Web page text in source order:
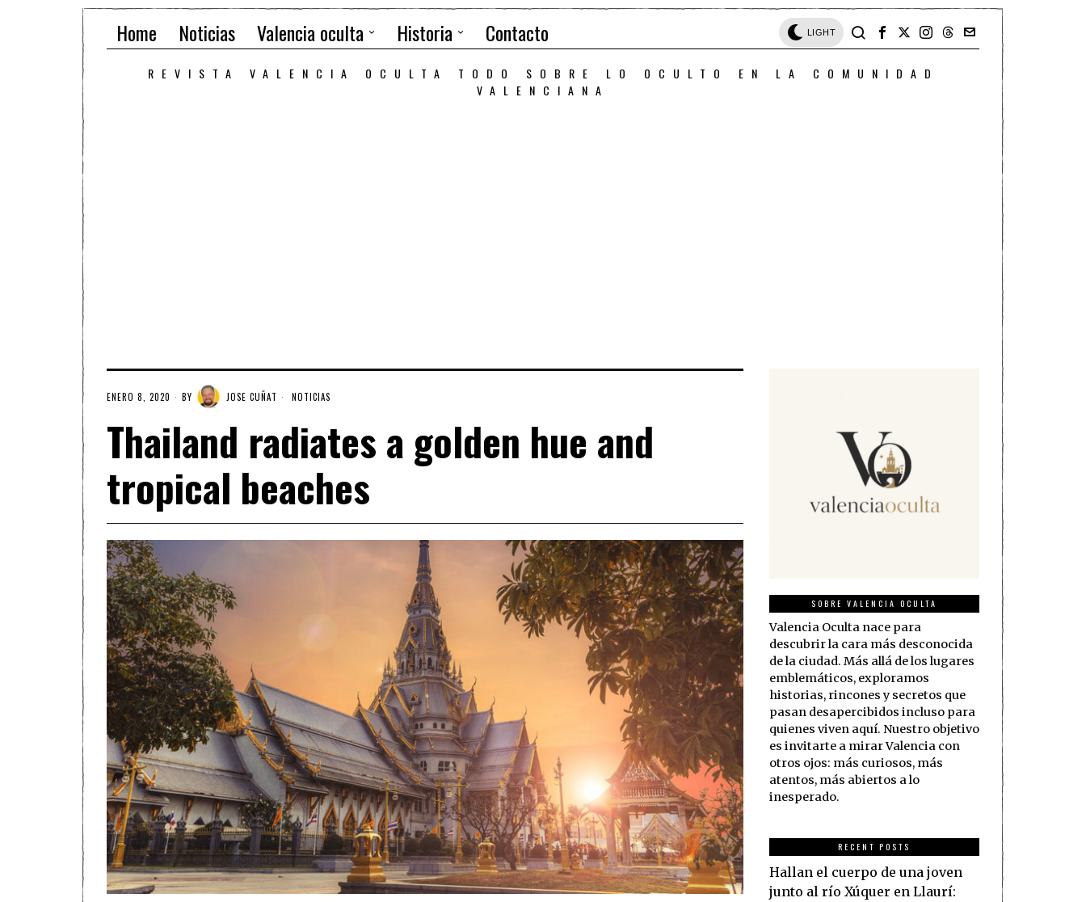
Home Noticias Valencia oculta Historia Contacto LIGHT
REVISTA VALENCIA OCULTA TODO SOBRE LO OCULTO EN LA COMUNIDAD
VALENCIANA
ENERO 8, 2020 BY JOSE CUÑAT NOTICIAS
Thailand radiates a golden hue and
tropical beaches
SOBRE VALENCIA OCULTA
Valencia Oculta nace para
descubrir la cara más desconocida
de la ciudad. Más allá de los lugares
emblemáticos, exploramos
historias, rincones y secretos que
pasan desapercibidos incluso para
quienes viven aquí. Nuestro objetivo
es invitarte a mirar Valencia con
otros ojos: más curiosos, más
atentos, más abiertos a lo
inesperado.
RECENT POSTS
Hallan el cuerpo de una joven
junto al río Xúquer en Llaurí: